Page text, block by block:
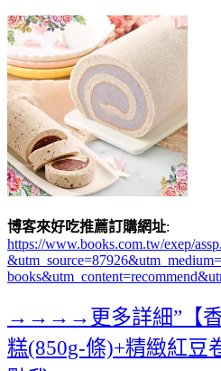
博客來好吃推薦訂購網址:
https://www.books.com.tw/exep/
→→→→更多詳細”【香
糕(850g-條)+精緻紅豆